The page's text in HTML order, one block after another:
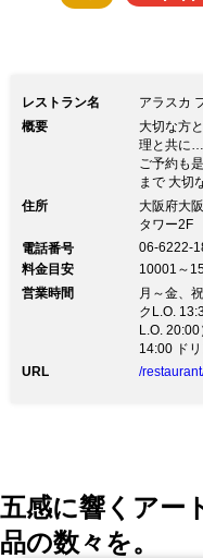
レストラン名
アラスカ
概要
大切な方
理と共に…
ご予約も
まで 大切
洋料理と
ィのご予
ティ・レ
ー・二次
用頂けま
ルタワー
へ】 レス
生まれ変
きた伝統
用意。
住所
大阪府大
タワー2F
電話番号
06-6222-
料金目安
10001～
営業時間
月～金、
クL.O.
L.O.
14:00 ド
19:00 ドリ
URL /
五感に響くアー
品の数々を。